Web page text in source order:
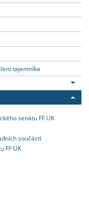
tajemníka
senátu FF UK
součástí
FF UK